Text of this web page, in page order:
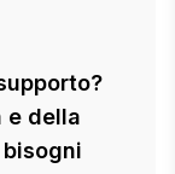
e della